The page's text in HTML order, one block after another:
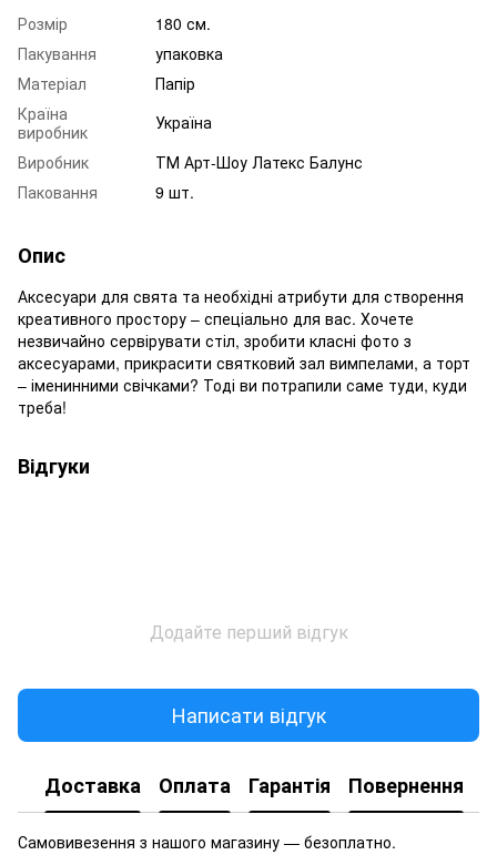
Розмір
180 см.
Пакування
упаковка
Матеріал
Папір
Країна
виробник
Україна
Виробник
ТМ Арт-Шоу Латекс Балунс
Паковання
9 шт.
Опис
Аксесуари для свята та необхідні атрибути для створення
креативного простору – спеціально для вас. Хочете
незвичайно сервірувати стіл, зробити класні фото з
аксесуарами, прикрасити святковий зал вимпелами, а торт
– іменинними свічками? Тоді ви потрапили саме туди, куди
треба!
Відгуки
Додайте перший відгук
Написати відгук
Доставка Оплата Гарантія Повернення
Самовивезення з нашого магазину — безоплатно.